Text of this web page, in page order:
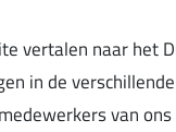
vertalen naar het
in de
van